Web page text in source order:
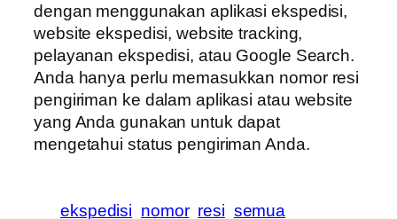
dengan menggunakan aplikasi ekspedisi,
website ekspedisi, website tracking,
pelayanan ekspedisi, atau Google Search.
Anda hanya perlu memasukkan nomor resi
pengiriman ke dalam aplikasi atau website
yang Anda gunakan untuk dapat
mengetahui status pengiriman Anda.
ekspedisi nomor resi semua